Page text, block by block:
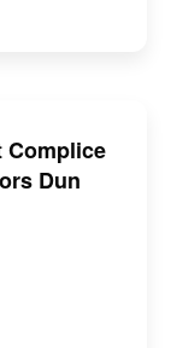
Complice
Dun